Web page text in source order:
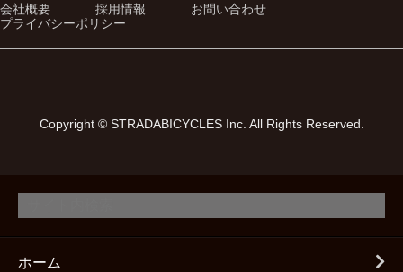
会社概要 採用情報
お問い合わせ
プライバシーポリシー
Copyright © STRADABICYCLES Inc. All Rights Reserved.
ホーム